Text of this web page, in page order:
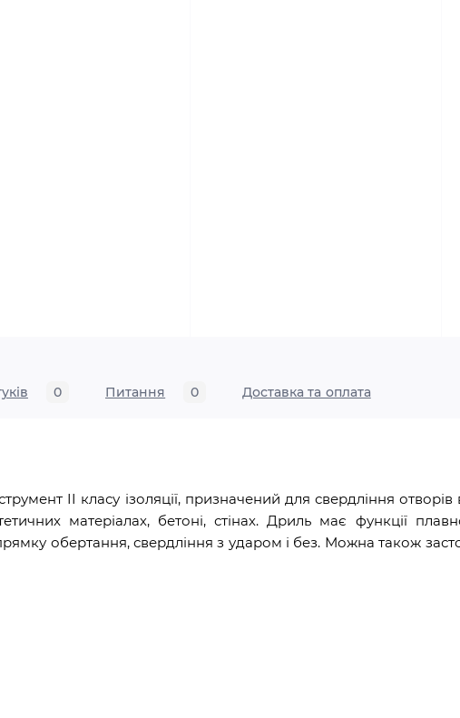
0 Питання 0 Доставка та оплата
II класу ізоляції, призначений для свердління отворів
матеріалах, бетоні, стінах. Дриль має функції
обертання, свердління з ударом і без. Можна також